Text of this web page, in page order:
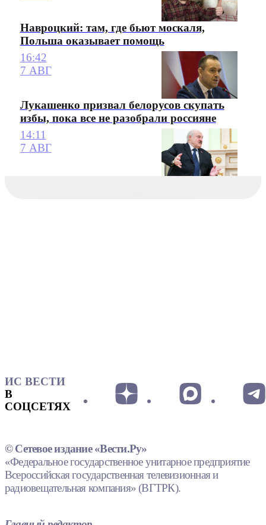
Навроцкий: там, где бьют москаля,
Польша оказывает помощь
16:42
7 АВГ
Лукашенко призвал белорусов скупать
избы, пока все не разобрали россияне
14:11
7 АВГ
ИС ВЕСТИ
В
СОЦСЕТЯХ
© Сетевое издание «Вести.Ру»
«Федеральное государственное унитарное предприятие
Всероссийская государственная телевизионная и
радиовещательная компания» (ВГТРК).